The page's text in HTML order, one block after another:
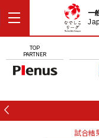
一
TOP
PARTNER
試合結